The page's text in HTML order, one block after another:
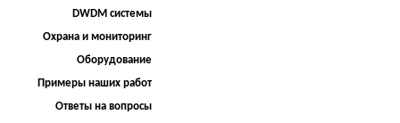
DWDM системы
Охрана и мониторинг
Оборудование
Примеры наших работ
Ответы на вопросы